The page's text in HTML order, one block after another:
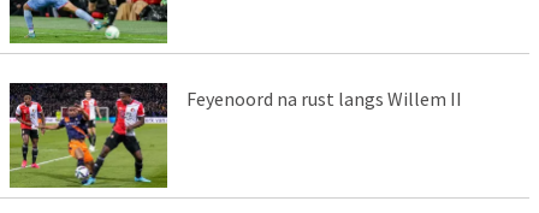
Feyenoord na rust langs Willem II